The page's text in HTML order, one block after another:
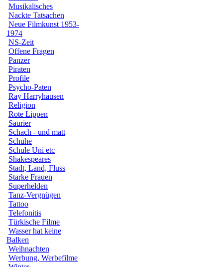
Musikalisches
Nackte Tatsachen
Neue Filmkunst 1953-
1974
NS-Zeit
Offene Fragen
Panzer
Piraten
Profile
Psycho-Paten
Ray Harryhausen
Religion
Rote Lippen
Saurier
Schach - und matt
Schuhe
Schule Uni etc
Shakespeares
Stadt, Land, Fluss
Starke Frauen
Superhelden
Tanz-Vergnügen
Tattoo
Telefonitis
Türkische Filme
Wasser hat keine
Balken
Weihnachten
Werbung, Werbefilme